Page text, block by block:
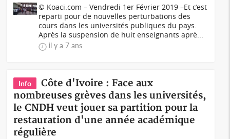
© Koaci.com – Vendredi 1er Février 2019 –Et c’est
reparti pour de nouvelles perturbations des
cours dans les universités publiques du pays.
Après la suspension de huit enseignants aprè...
il y a 7 ans
Info
Côte d'Ivoire : Face aux
nombreuses grèves dans les universités,
le CNDH veut jouer sa partition pour la
restauration d'une année académique
régulière